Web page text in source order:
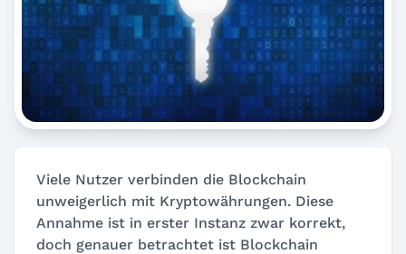
Viele Nutzer verbinden die Blockchain
unweigerlich mit Kryptowährungen. Diese
Annahme ist in erster Instanz zwar korrekt,
doch genauer betrachtet ist Blockchain